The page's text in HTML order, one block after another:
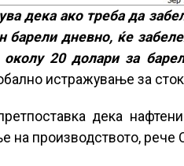
дека ако треба да
барели дневно, ќе
околу 20 долари за
истражување за
дека
на производството, рече